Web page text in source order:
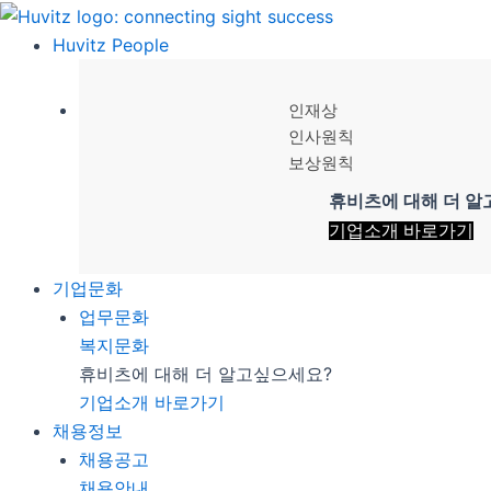
콘
Huvitz People
인재상
인사원칙
보상원칙
휴비츠에 대해 더 알
기업소개 바로가기
기업문화
업무문화
복지문화
휴비츠에 대해 더 알고싶으세요?
기업소개 바로가기
채용정보
채용공고